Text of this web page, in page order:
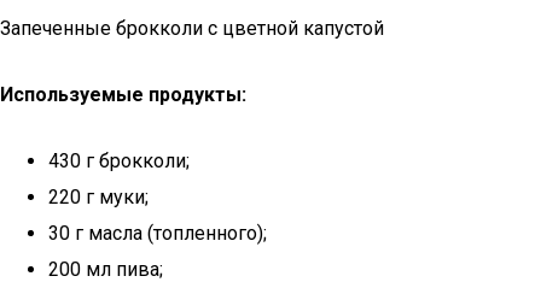
Запеченные брокколи с цветной капустой
Используемые продукты:
430 г брокколи;
220 г муки;
30 г масла (топленного);
200 мл пива;